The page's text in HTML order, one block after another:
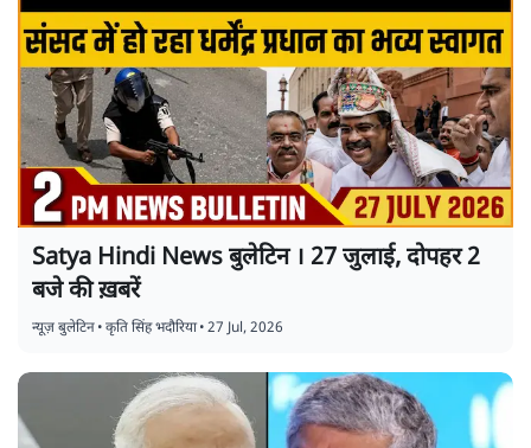
Satya Hindi News बुलेटिन । 27 जुलाई, दोपहर 2
बजे की ख़बरें
न्यूज़ बुलेटिन•कृति सिंह भदौरिया•27 Jul, 2026